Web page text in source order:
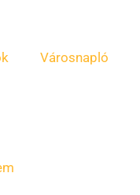
Városnapló